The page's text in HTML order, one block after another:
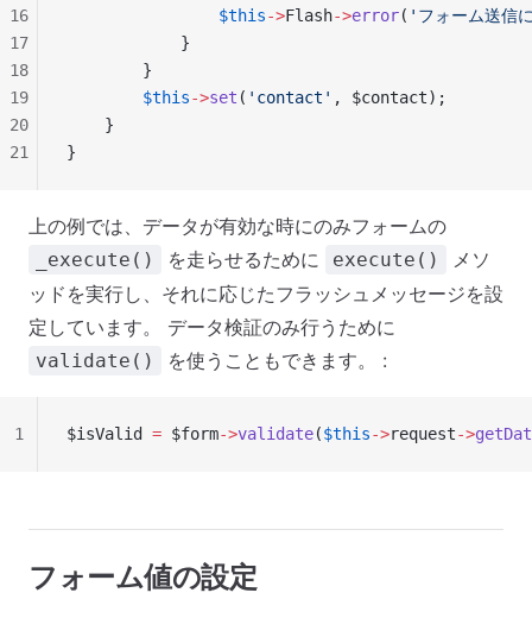
                $this
->Flash->error( 'フォーム送信
            }
        }
        $this
->set ( 'contact' , $contact);
    }
}
16
17
18
19
20
21
上の例では、データが有効な時にのみフォームの
_execute() を走らせるために execute()
メソ
ッドを実行し、それに応じたフラッシュメッセージを設
定しています。 データ検証のみ行うために
validate() を使うこともできます。 :
$isValid = $form->validate($this->request->
1
フォーム値の設定